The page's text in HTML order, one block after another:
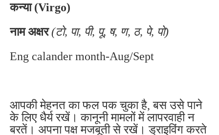
कन्या (Virgo)
नाम अक्षर (टो, पा, पी, पू, ष, ण, ठ, पे, पो)
Eng calander month-Aug/Sept
आपकी मेहनत का फल पक चुका है, बस उसे पाने
के लिए धैर्य रखें। कानूनी मामलों में लापरवाही न
बरतें। अपना पक्ष मजबूती से रखें। ड्राइविंग करते